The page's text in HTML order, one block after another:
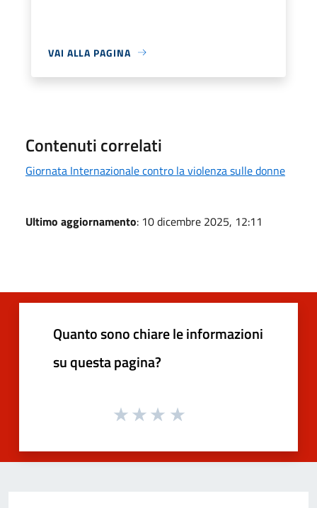
VAI ALLA PAGINA
Contenuti correlati
Giornata Internazionale contro la violenza sulle donne
Ultimo aggiornamento: 10 dicembre 2025, 12:11
Quanto sono chiare le informazioni
su questa pagina?